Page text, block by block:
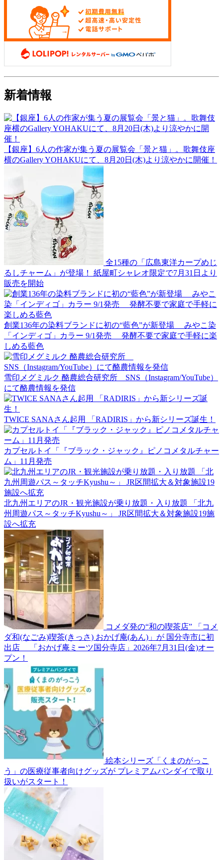
新着情報
【銀座】6人の作家が集う夏の展覧会「景と猫」。歌舞伎座
横のGallery YOHAKUにて、8月20日(木)より涼やかに開催！
全15種の「広島東洋カープめじ
るしチャーム」が登場！ 紙屋町シャレオ限定で7月31日より
販売を開始
創業136年の染料ブランドに初の“藍色”が新登場 みやこ染
「インディゴ」カラー 9/1発売 発酵不要で家庭で手軽に楽
しめる藍色
雪印メグミルク 酪農総合研究所 SNS（Instagram/YouTube）
にて酪農情報を発信
TWICE SANAさん起用 「RADIRIS」から新シリーズ誕生！
カプセルトイ「『ブラック・ジャック』ピノコメタルチャー
ム」11月発売
北九州エリアのJR・観光施設が乗り放題・入り放題 「北九
州周遊パス～タッチKyushu～」 JR区間拡大＆対象施設19施
設へ拡充
コメダ発の“和の喫茶店” 「コメ
ダ和(なごみ)喫茶(きっさ) おかげ庵(あん)」が 国分寺市に初
出店 「おかげ庵ミーツ国分寺店」2026年7月31日(金)オー
プン！
絵本シリーズ「くまのがっこ
う」の医療従事者向けグッズが プレミアムバンダイで取り
扱いがスタート！